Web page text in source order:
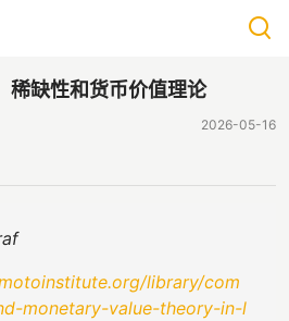
稀缺性和货币价值理论
2026-05-16
library/com
monetary-value-theory-in-l